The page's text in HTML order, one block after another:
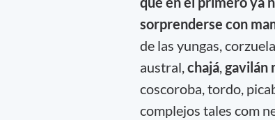
sorprenderse con
de las yungas,
austral,chajá,gavilán
coscoroba, tordo,
complejos tales com